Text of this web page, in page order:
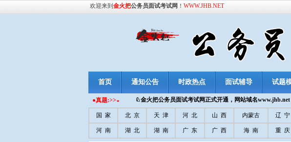
首页 通知公告 时政热点 面试辅导 试题
欢迎来到 金火把公务员面试考试网 ！ WWW.JHB.NET
国 家 北 京 天 津 河 北 山 西 内蒙古 辽 宁
河 南 湖 北 湖 南 广 东 广 西 海 南 重 庆
●真题:>>◒ ♘金火把公务员面试考试网正式开通，网站域名